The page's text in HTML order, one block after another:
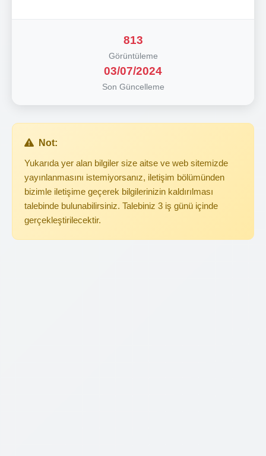
813
Görüntüleme
03/07/2024
Son Güncelleme
Not:
Yukarıda yer alan bilgiler size aitse ve web sitemizde
yayınlanmasını istemiyorsanız, iletişim bölümünden
bizimle iletişime geçerek bilgilerinizin kaldırılması
talebinde bulunabilirsiniz. Talebiniz 3 iş günü içinde
gerçekleştirilecektir.